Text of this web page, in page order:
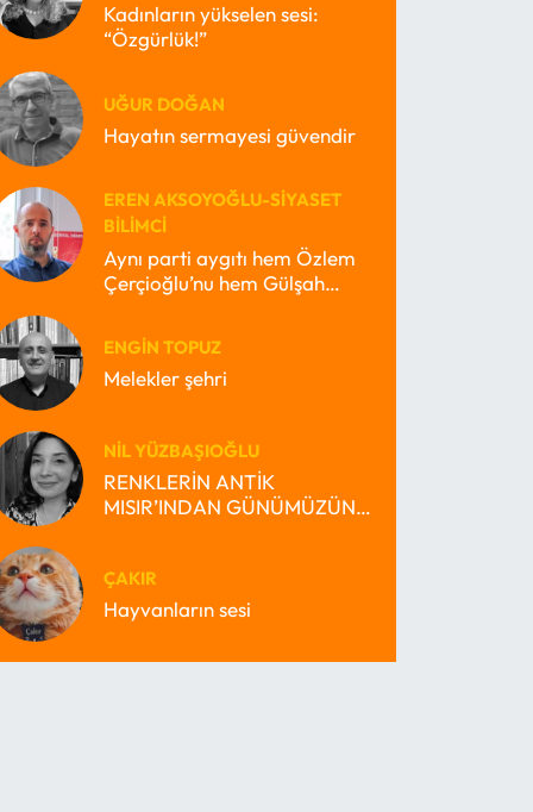
Kadınların yükselen sesi:
“Özgürlük!”
UĞUR DOĞAN
Hayatın sermayesi güvendir
EREN AKSOYOĞLU-SIYASET
BILIMCI
Aynı parti aygıtı hem Özlem
Çerçioğlu’nu hem Gülşah
ENGIN TOPUZ
Melekler şehri
NIL YÜZBAŞIOĞLU
RENKLERİN ANTİK
MISIR’INDAN GÜNÜMÜZÜN
ÇAKIR
Hayvanların sesi